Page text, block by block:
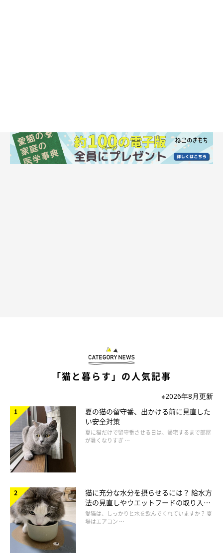
FeLVの治療は？
「猫と暮らす」の人気記事
※2026年8月更新
夏の猫の留守番、出かける前に見直した
い安全対策
夏に猫だけで留守番させる日は、帰宅するまで部屋
が暑くなりすぎ …
猫に充分な水分を摂らせるには？ 給水方
法の見直しやウエットフードの取り入れ
方を解説
愛猫は、しっかりと水を飲んでくれていますか？ 夏
場はエアコン …